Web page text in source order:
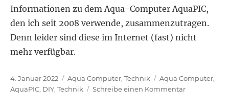
Informationen zu dem Aqua-Computer AquaPIC,
den ich seit 2008 verwende, zusammenzutragen.
Denn leider sind diese im Internet (fast) nicht
mehr verfügbar.
Veröffentlicht
am
4. Januar 2022 Kategorien
Aqua Computer ,Technik Schlagwörter
Aqua Computer
AquaPIC DIY ,Technik Schreibe einen Kommentarzu